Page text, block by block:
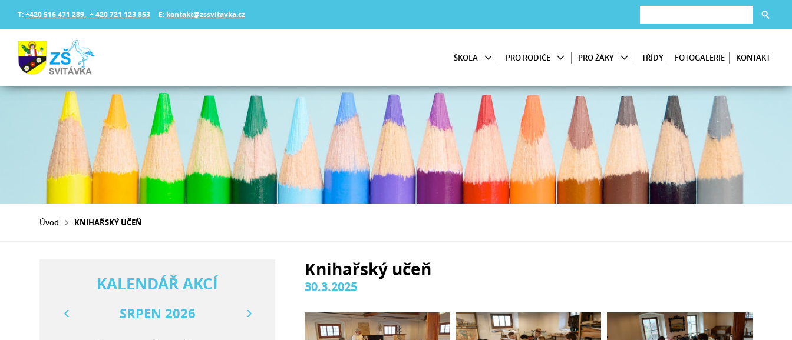
T:+420 516 471 289, + 420 721 123 853 E: kontakt@zssvitavka.cz
ŠKOLA PRO RODIČE PRO ŽÁKY TŘÍDY FOTOGALERIE KONTAKT
Úvod KNIHAŘSKÝ UČEŇ
Knihařský učeň
30.3.2025
KALENDÁŘ AKCÍ
SRPEN 2026